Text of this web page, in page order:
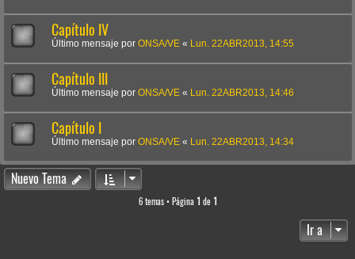
Capítulo IV
Último mensaje por ONSA/VE « Lun. 22ABR2013, 14:55
Capítulo III
Último mensaje por ONSA/VE « Lun. 22ABR2013, 14:46
Capítulo I
Último mensaje por ONSA/VE « Lun. 22ABR2013, 14:34
Nuevo Tema
6 temas • Página 1 de 1
Ir a